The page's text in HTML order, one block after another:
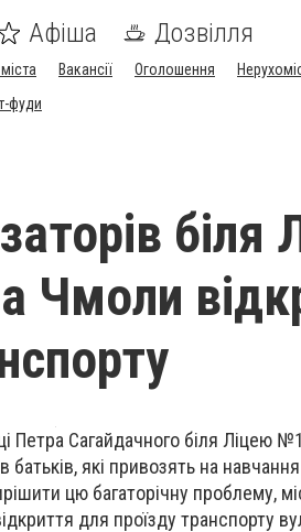
Афіша Дозвілля
Вакансії Оголошення
фуди
біля
Чмоли
Петра Сагайдачного біля Ліцею
які привозять на
цю багаторічну проблему,
для проїзду транспорту